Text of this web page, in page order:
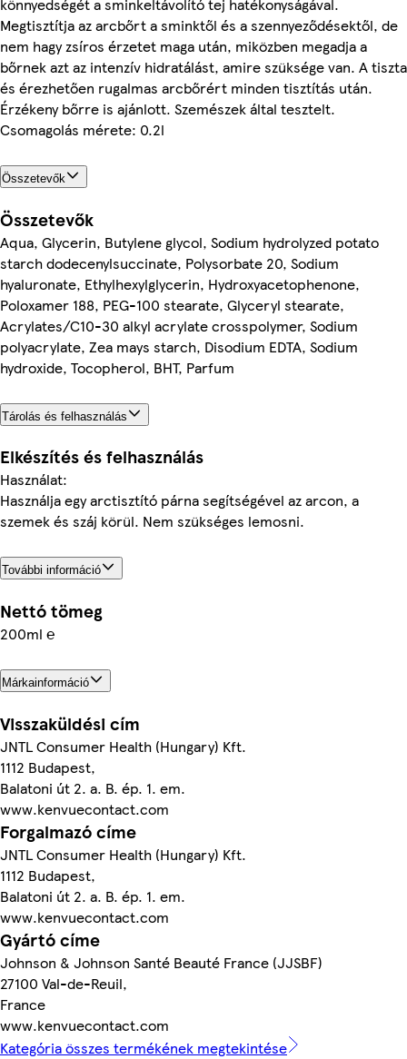
Megtisztítja az arcbőrt a sminktől és a szennyeződésektől, de
nem hagy zsíros érzetet maga után, miközben megadja a
bőrnek azt az intenzív hidratálást, amire szüksége van. A tiszta
és érezhetően rugalmas arcbőrért minden tisztítás után.
Érzékeny bőrre is ajánlott. Szemészek által tesztelt.
Csomagolás mérete: 0.2l
Összetevők
Összetevők
Aqua, Glycerin, Butylene glycol, Sodium hydrolyzed potato
starch dodecenylsuccinate, Polysorbate 20, Sodium
hyaluronate, Ethylhexylglycerin, Hydroxyacetophenone,
Poloxamer 188, PEG-100 stearate, Glyceryl stearate,
Acrylates/C10-30 alkyl acrylate crosspolymer, Sodium
polyacrylate, Zea mays starch, Disodium EDTA, Sodium
hydroxide, Tocopherol, BHT, Parfum
Tárolás és felhasználás
Elkészítés és felhasználás
Használat:
Használja egy arctisztító párna segítségével az arcon, a
szemek és száj körül. Nem szükséges lemosni.
További információ
Nettó tömeg
200ml ℮
Márkainformáció
Visszaküldési cím
JNTL Consumer Health (Hungary) Kft.
1112 Budapest,
Balatoni út 2. a. B. ép. 1. em.
www.kenvuecontact.com
Forgalmazó címe
JNTL Consumer Health (Hungary) Kft.
1112 Budapest,
Balatoni út 2. a. B. ép. 1. em.
www.kenvuecontact.com
Gyártó címe
Johnson & Johnson Santé Beauté France (JJSBF)
27100 Val-de-Reuil,
France
www.kenvuecontact.com
Kategória összes termékének megtekintése